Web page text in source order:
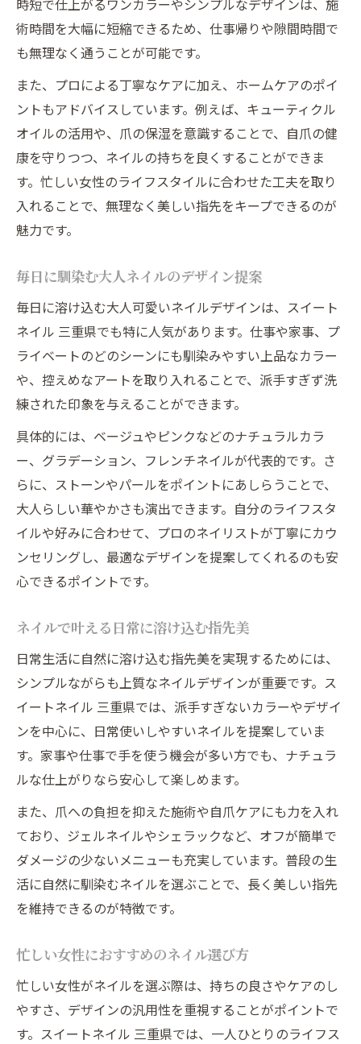
時短で仕上がるワンカラーやシンプルなデザインは、施
術時間を大幅に短縮できるため、仕事帰りや隙間時間で
も無理なく通うことが可能です。
また、プロによる丁寧なケアに加え、ホームケアのポイ
ントもアドバイスしています。例えば、キューティクル
オイルの活用や、爪の保湿を意識することで、自爪の健
康を守りつつ、ネイルの持ちを良くすることができま
す。忙しい女性のライフスタイルに合わせた工夫を取り
入れることで、無理なく美しい指先をキープできるのが
魅力です。
毎日に馴染む大人ネイルのデザイン提案
毎日に溶け込む大人可愛いネイルデザインは、スイート
ネイル 三重県でも特に人気があります。仕事や家事、プ
ライベートのどのシーンにも馴染みやすい上品なカラー
や、控えめなアートを取り入れることで、派手すぎず洗
練された印象を与えることができます。
具体的には、ベージュやピンクなどのナチュラルカラ
ー、グラデーション、フレンチネイルが代表的です。さ
らに、ストーンやパールをポイントにあしらうことで、
大人らしい華やかさも演出できます。自分のライフスタ
イルや好みに合わせて、プロのネイリストが丁寧にカウ
ンセリングし、最適なデザインを提案してくれるのも安
心できるポイントです。
ネイルで叶える日常に溶け込む指先美
日常生活に自然に溶け込む指先美を実現するためには、
シンプルながらも上質なネイルデザインが重要です。ス
イートネイル 三重県では、派手すぎないカラーやデザイ
ンを中心に、日常使いしやすいネイルを提案していま
す。家事や仕事で手を使う機会が多い方でも、ナチュラ
ルな仕上がりなら安心して楽しめます。
また、爪への負担を抑えた施術や自爪ケアにも力を入れ
ており、ジェルネイルやシェラックなど、オフが簡単で
ダメージの少ないメニューも充実しています。普段の生
活に自然に馴染むネイルを選ぶことで、長く美しい指先
を維持できるのが特徴です。
忙しい女性におすすめのネイル選び方
忙しい女性がネイルを選ぶ際は、持ちの良さやケアのし
やすさ、デザインの汎用性を重視することがポイントで
す。スイートネイル 三重県では、一人ひとりのライフス